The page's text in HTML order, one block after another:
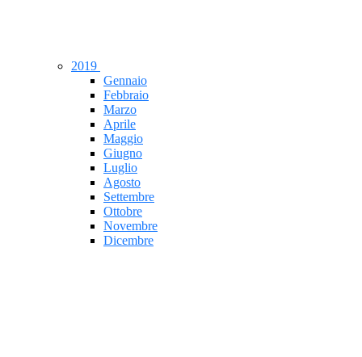
2019
Gennaio
Febbraio
Marzo
Aprile
Maggio
Giugno
Luglio
Agosto
Settembre
Ottobre
Novembre
Dicembre